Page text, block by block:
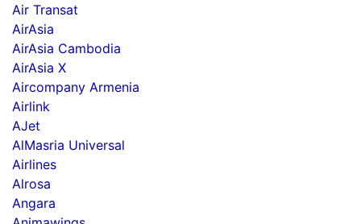
Air Transat
AirAsia
AirAsia Cambodia
AirAsia X
Aircompany Armenia
Airlink
AJet
AlMasria Universal
Airlines
Alrosa
Angara